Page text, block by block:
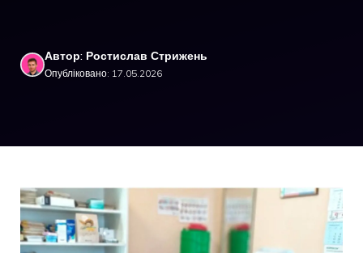
Автор: Ростислав Стрижень
Опубліковано: 17.05.2026